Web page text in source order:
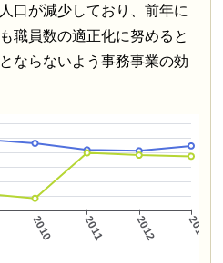
口が減少しており、前年に
職員数の適正化に努めると
ならないよう事務事業の効